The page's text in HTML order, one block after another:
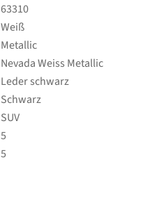
63310
Weiß
Metallic
Nevada Weiss Metallic
Leder schwarz
Schwarz
SUV
5
5